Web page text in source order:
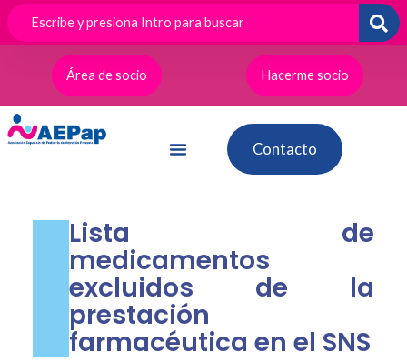
contenido
Área de socio
Hacerme socio
Contacto
Lista de
medicamentos
excluidos de la
prestación
farmacéutica en el SNS